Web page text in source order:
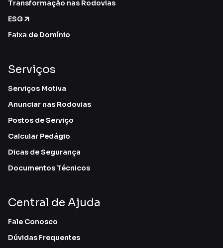
Transformação nas Rodovias
ESG
Faixa de Domínio
Serviços
Serviços Motiva
Anunciar nas Rodovias
Postos de Serviço
Calcular Pedágio
Dicas de Segurança
Documentos Técnicos
Central de Ajuda
Fale Conosco
Dúvidas Frequentes